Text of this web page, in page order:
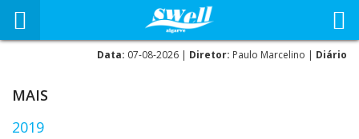
Data: 07-08-2026 | Diretor: Paulo Marcelino | Diário
MAIS
2019